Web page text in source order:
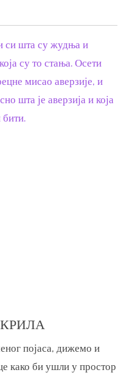
си шта су жудња и
су то стања. Осети
мисао аверзије, и
шта је аверзија и која
бити.
појаса, дижемо и
како би ушли у простор